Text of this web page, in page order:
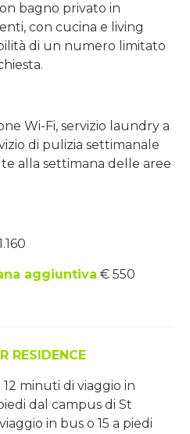
bagno privato in
con cucina e living
di un numero limitato
Wi-Fi, servizio laundry a
di pulizia settimanale
alla settimana delle aree
aggiuntiva € 550
RESIDENCE
minuti di viaggio in
dal campus di St
in bus o 15 a piedi